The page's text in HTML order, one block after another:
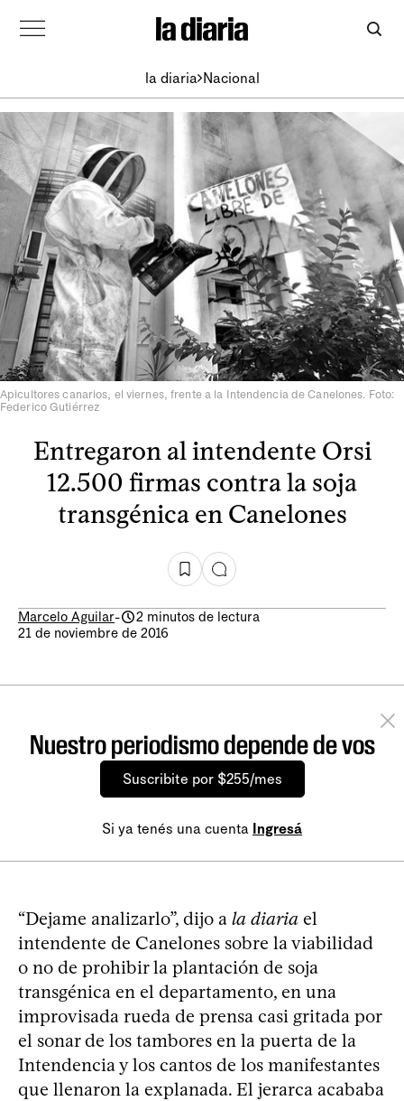
la diaria Nacional
Apicultores canarios, el viernes, frente a la Intendencia de Canelones. Foto:
Federico Gutiérrez
Entregaron al intendente Orsi
12.500 firmas contra la soja
transgénica en Canelones
Marcelo Aguilar-
2 minutos de lectura
21 de noviembre de 2016
Nuestro periodismo depende de vos
Suscribite por $255/mes
Si ya tenés una cuenta Ingresá
“Dejame analizarlo”, dijo a la diaria el
intendente de Canelones sobre la viabilidad
o no de prohibir la plantación de soja
transgénica en el departamento, en una
improvisada rueda de prensa casi gritada por
el sonar de los tambores en la puerta de la
Intendencia y los cantos de los manifestantes
que llenaron la explanada. El jerarca acababa